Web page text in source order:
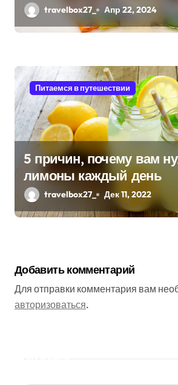
travelbox27_ Апр 22, 2024
Питаемся в путешествии
5 причин, почему вам
лимоны каждый день
travelbox27_ Дек 11, 2022
Добавить комментарий
Для отправки комментария вам
авторизоваться.